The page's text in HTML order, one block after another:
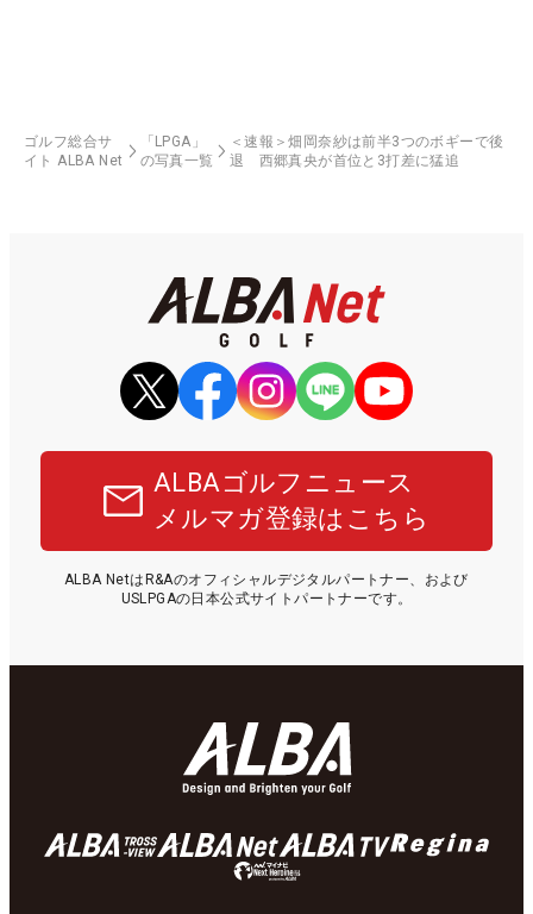
ゴルフ総合サ
イト ALBA Net
「LPGA」
の写真一覧
＜速報＞畑岡奈紗は前半3つのボギーで後
退 西郷真央が首位と3打差に猛追
ALBAゴルフニュース
メルマガ登録はこちら
ALBA NetはR&Aのオフィシャルデジタルパートナー、および
USLPGAの日本公式サイトパートナーです。